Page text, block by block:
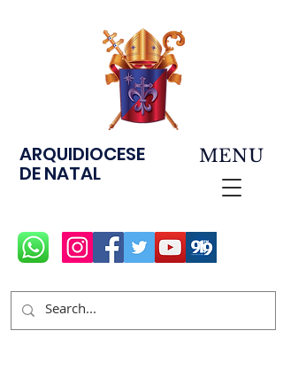
ARQUIDIOCESE
DE NATAL
MENU